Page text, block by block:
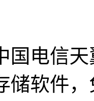
国电信
储软件